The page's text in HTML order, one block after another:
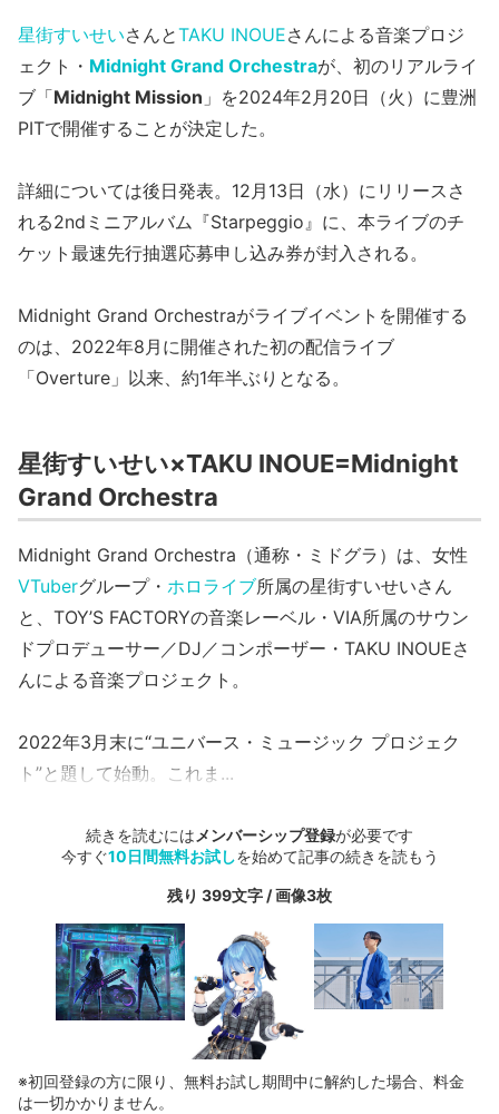
星街すいせいさんとTAKU INOUEさんによる音楽プロジ
ェクト・ Midnight Grand Orchestraが、初のリアルライ
ブ「Midnight Mission 」を2024年2月20日（火）に豊洲
PITで開催することが決定した。
詳細については後日発表。12月13日（水）にリリースさ
れる2ndミニアルバム『Starpeggio』に、本ライブのチ
ケット最速先行抽選応募申し込み券が封入される。
Midnight Grand Orchestraがライブイベントを開催する
のは、2022年8月に開催された初の配信ライブ
「Overture」以来、約1年半ぶりとなる。
星街すいせい×TAKU INOUE=Midnight
Grand Orchestra
Midnight Grand Orchestra（通称・ミドグラ）は、女性
VTuberグループ・ ホロライブ所属の星街すいせいさん
と、TOY’S FACTORYの音楽レーベル・VIA所属のサウン
ドプロデューサー／DJ／コンポーザー・TAKU INOUEさ
んによる音楽プロジェクト。
2022年3月末に“ユニバース・ミュージック プロジェク
ト”と題して始動。これま...
続きを読むには メンバーシップ登録が必要です
今すぐ10日間無料お試しを始めて記事の続きを読もう
残り 399文字 / 画像3枚
※初回登録の方に限り、無料お試し期間中に解約した場合、料金
は一切かかりません。